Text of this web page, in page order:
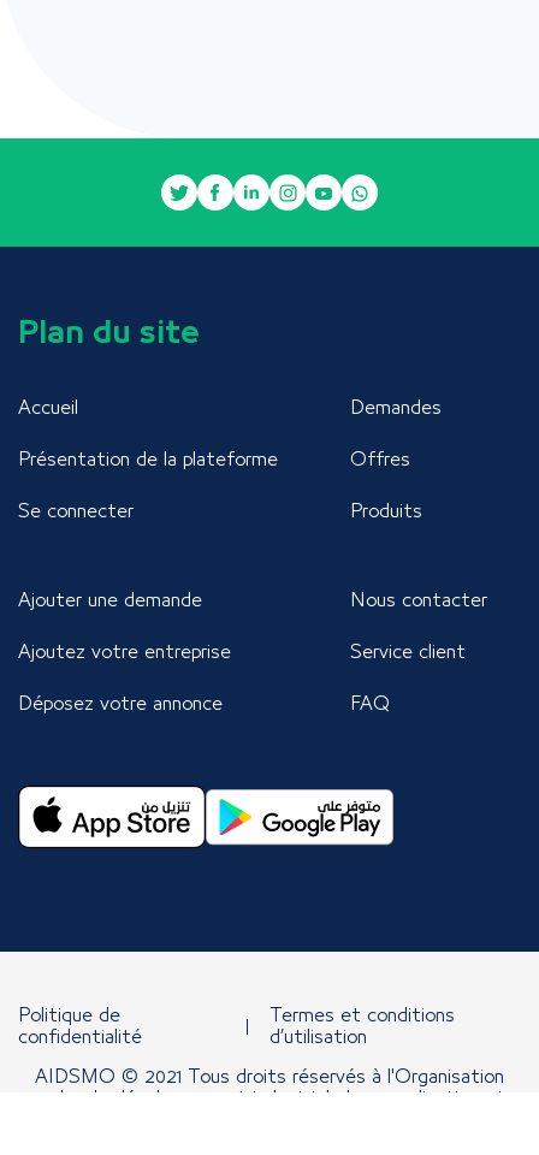
Plan du site
Accueil
Présentation de la plateforme
Se connecter
Demandes
Offres
Produits
Ajouter une demande
Ajoutez votre entreprise
Déposez votre annonce
Nous contacter
Service client
FAQ
Politique de
confidentialité
Termes et conditions
d’utilisation
AIDSMO © 2021 Tous droits réservés à l'Organisation